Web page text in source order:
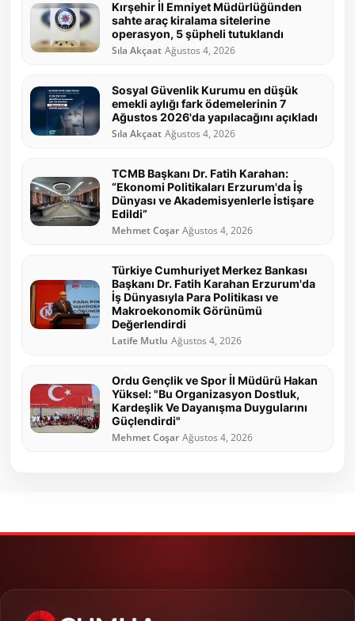
Kırşehir İl Emniyet Müdürlüğünden
sahte araç kiralama sitelerine
operasyon, 5 şüpheli tutuklandı
Sıla Akçaat Ağustos 4, 2026
Sosyal Güvenlik Kurumu en düşük
emekli aylığı fark ödemelerinin 7
Ağustos 2026'da yapılacağını açıkladı
Sıla Akçaat Ağustos 4, 2026
TCMB Başkanı Dr. Fatih Karahan:
“Ekonomi Politikaları Erzurum'da İş
Dünyası ve Akademisyenlerle İstişare
Edildi”
Mehmet Coşar Ağustos 4, 2026
Türkiye Cumhuriyet Merkez Bankası
Başkanı Dr. Fatih Karahan Erzurum'da
İş Dünyasıyla Para Politikası ve
Makroekonomik Görünümü
Değerlendirdi
Latife Mutlu Ağustos 4, 2026
Ordu Gençlik ve Spor İl Müdürü Hakan
Yüksel: "Bu Organizasyon Dostluk,
Kardeşlik Ve Dayanışma Duygularını
Güçlendirdi"
Mehmet Coşar Ağustos 4, 2026